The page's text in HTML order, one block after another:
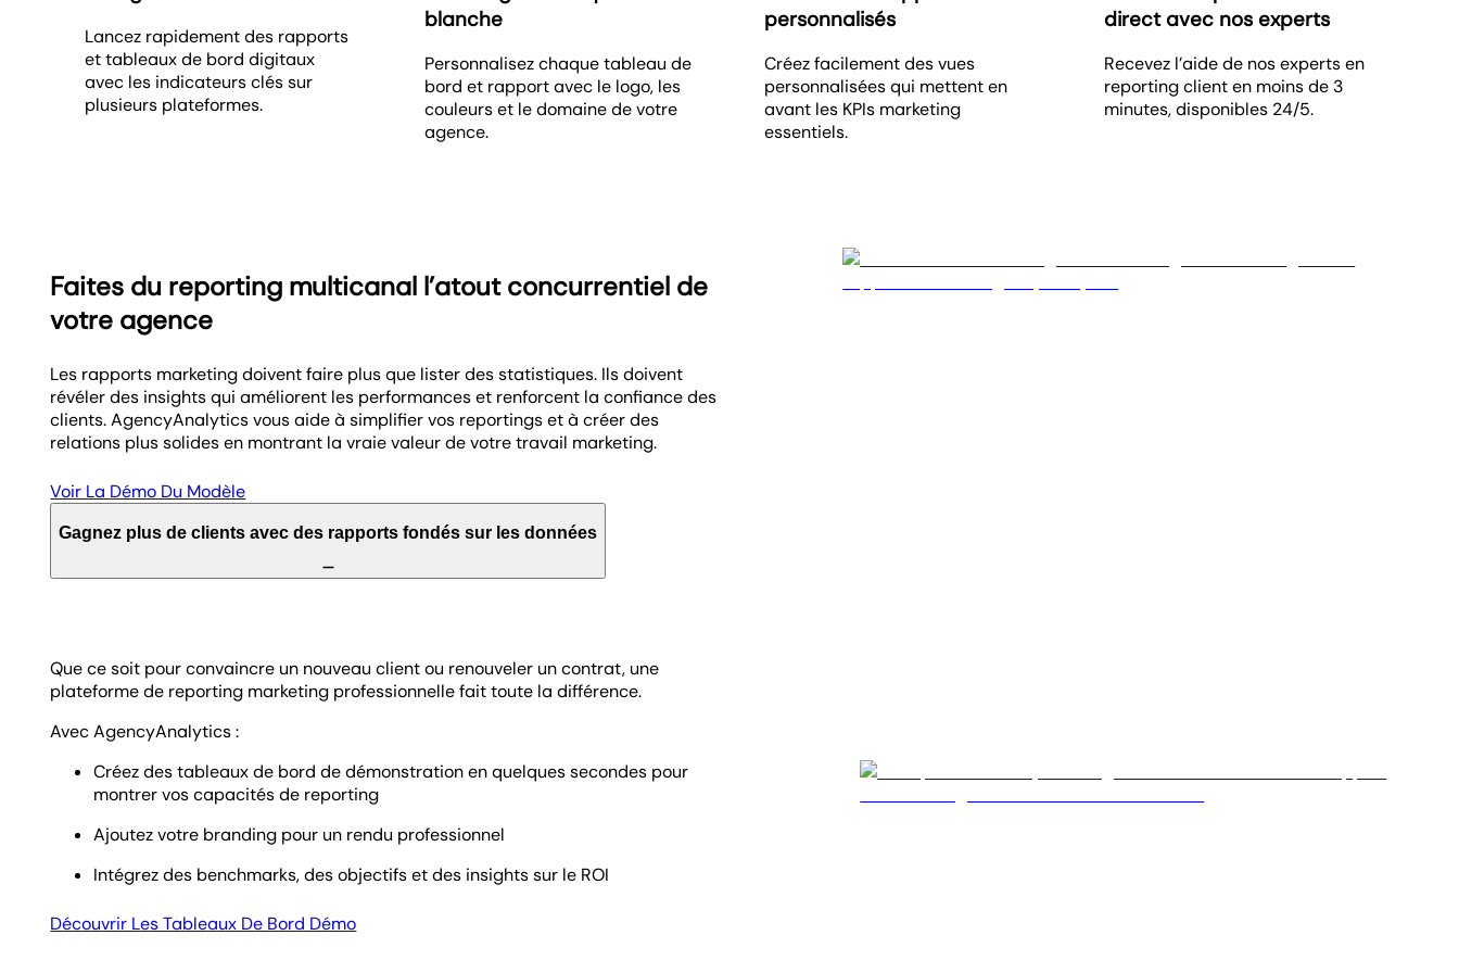
Lancez rapidement des rapports
et tableaux de bord digitaux
avec les indicateurs clés sur
plusieurs plateformes.
blanche
Personnalisez chaque tableau de
bord et rapport avec le logo, les
couleurs et le domaine de votre
agence.
personnalisés
Créez facilement des vues
personnalisées qui mettent en
avant les KPIs marketing
essentiels.
direct avec nos experts
Recevez l’aide de nos experts en
reporting client en moins de 3
minutes, disponibles 24/5.
Faites du reporting multicanal l’atout concurrentiel de
votre agence
Les rapports marketing doivent faire plus que lister des statistiques. Ils doivent
révéler des insights qui améliorent les performances et renforcent la confiance des
clients. AgencyAnalytics vous aide à simplifier vos reportings et à créer des
relations plus solides en montrant la vraie valeur de votre travail marketing.
Voir La Démo Du Modèle
Gagnez plus de clients avec des rapports fondés sur les données
Que ce soit pour convaincre un nouveau client ou renouveler un contrat, une
plateforme de reporting marketing professionnelle fait toute la différence.
Avec AgencyAnalytics :
Créez des tableaux de bord de démonstration en quelques secondes pour
montrer vos capacités de reporting
Ajoutez votre branding pour un rendu professionnel
Intégrez des benchmarks, des objectifs et des insights sur le ROI
Découvrir Les Tableaux De Bord Démo